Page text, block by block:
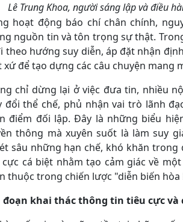
Lê Trung Khoa, người sáng lập và điều
hoạt động báo chí chân chính,
nguồn tin và tôn trọng sự thật.
theo hướng suy diễn, áp đặt nhận
xứ để tạo dựng các câu chuyện mang
chỉ dừng lại ở việc đưa tin, nhiều
đổi thể chế, phủ nhận vai trò lãnh
điểm đối lập. Đây là những biểu
thông mà xuyên suốt là làm suy
sâu những hạn chế, khó khăn
cá biệt nhằm tạo cảm giác về
thuộc trong chiến lược "diễn biến
đoạn khai thác thông tin tiêu cựcvà